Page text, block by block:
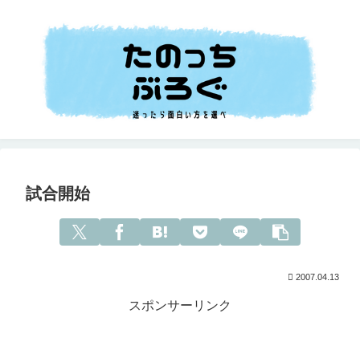
試合開始
2007.04.13
スポンサーリンク